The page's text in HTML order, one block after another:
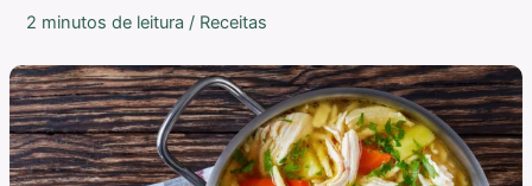
2 minutos de leitura / Receitas